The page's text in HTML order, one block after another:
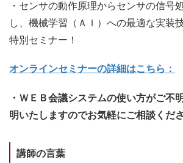
・センサの動作原理からセンサの信号
し、機械学習（ＡＩ）への最適な実装
特別セミナー！
オンラインセミナーの詳細はこちら：
・ＷＥＢ会議システムの使い方がご不
明いたしますのでお気軽にご相談くださ
講師の言葉